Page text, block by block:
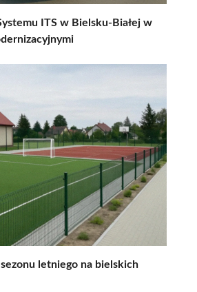
ITS w Bielsku-Białej w
letniego na bielskich